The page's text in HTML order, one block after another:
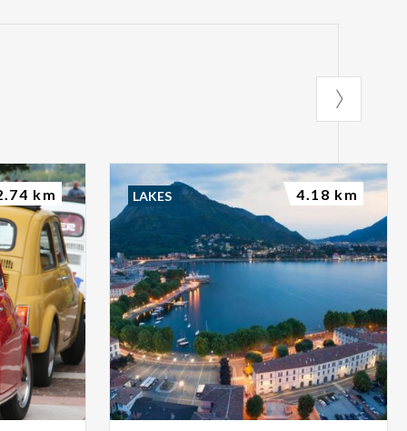
km LAKES 4.18 km